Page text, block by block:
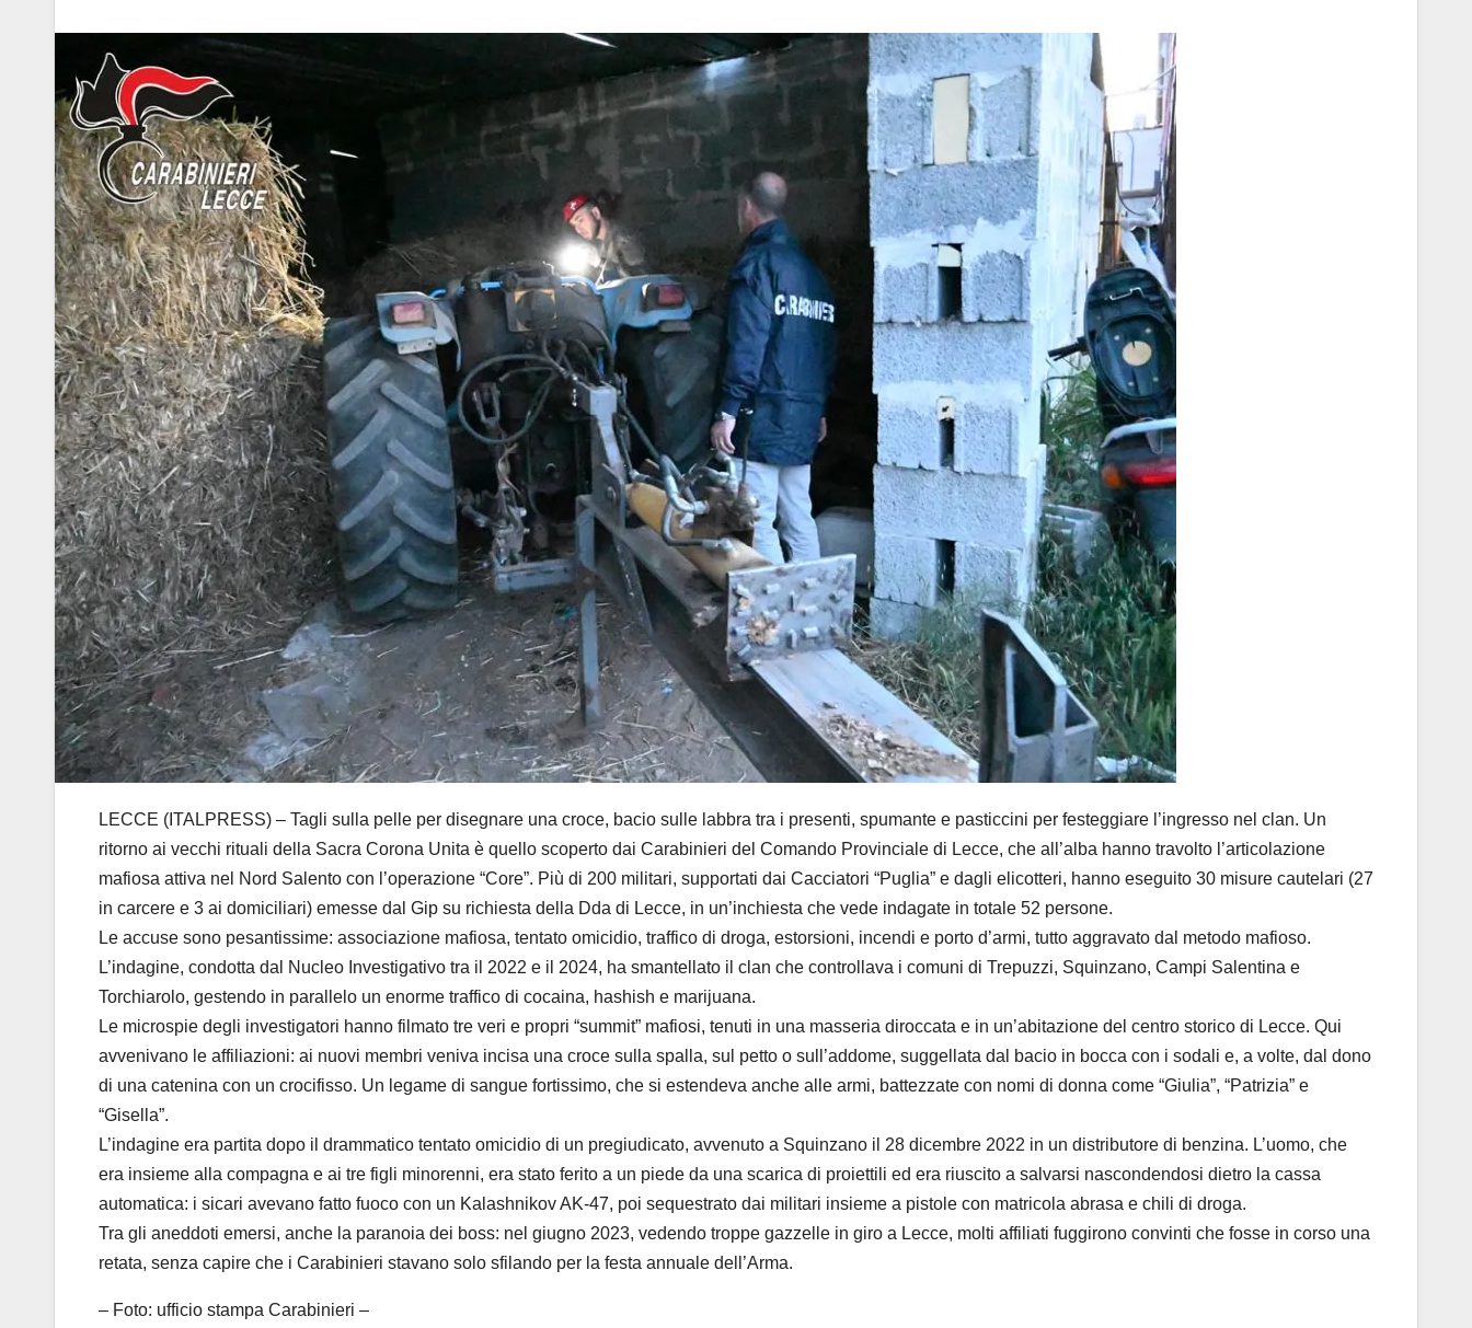
LECCE (ITALPRESS) – Tagli sulla pelle per disegnare una croce, bacio sulle labbra tra i presenti, spumante e pasticcini per festeggiare l’ingresso nel clan. Un
ritorno ai vecchi rituali della Sacra Corona Unita è quello scoperto dai Carabinieri del Comando Provinciale di Lecce, che all’alba hanno travolto l’articolazione
mafiosa attiva nel Nord Salento con l’operazione “Core”. Più di 200 militari, supportati dai Cacciatori “Puglia” e dagli elicotteri, hanno eseguito 30 misure cautelari (27
in carcere e 3 ai domiciliari) emesse dal Gip su richiesta della Dda di Lecce, in un’inchiesta che vede indagate in totale 52 persone.
Le accuse sono pesantissime: associazione mafiosa, tentato omicidio, traffico di droga, estorsioni, incendi e porto d’armi, tutto aggravato dal metodo mafioso.
L’indagine, condotta dal Nucleo Investigativo tra il 2022 e il 2024, ha smantellato il clan che controllava i comuni di Trepuzzi, Squinzano, Campi Salentina e
Torchiarolo, gestendo in parallelo un enorme traffico di cocaina, hashish e marijuana.
Le microspie degli investigatori hanno filmato tre veri e propri “summit” mafiosi, tenuti in una masseria diroccata e in un’abitazione del centro storico di Lecce. Qui
avvenivano le affiliazioni: ai nuovi membri veniva incisa una croce sulla spalla, sul petto o sull’addome, suggellata dal bacio in bocca con i sodali e, a volte, dal dono
di una catenina con un crocifisso. Un legame di sangue fortissimo, che si estendeva anche alle armi, battezzate con nomi di donna come “Giulia”, “Patrizia” e
“Gisella”.
L’indagine era partita dopo il drammatico tentato omicidio di un pregiudicato, avvenuto a Squinzano il 28 dicembre 2022 in un distributore di benzina. L’uomo, che
era insieme alla compagna e ai tre figli minorenni, era stato ferito a un piede da una scarica di proiettili ed era riuscito a salvarsi nascondendosi dietro la cassa
automatica: i sicari avevano fatto fuoco con un Kalashnikov AK-47, poi sequestrato dai militari insieme a pistole con matricola abrasa e chili di droga.
Tra gli aneddoti emersi, anche la paranoia dei boss: nel giugno 2023, vedendo troppe gazzelle in giro a Lecce, molti affiliati fuggirono convinti che fosse in corso una
retata, senza capire che i Carabinieri stavano solo sfilando per la festa annuale dell’Arma.
– Foto: ufficio stampa Carabinieri –